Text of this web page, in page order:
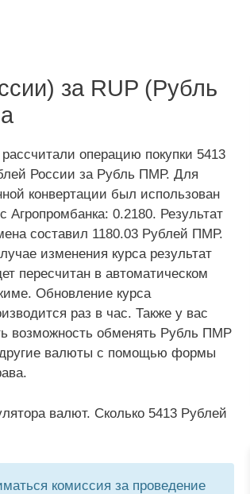
за RUP (Рубль
операцию покупки 5413
России за Рубль ПМР. Для
конвертации был использован
Агропромбанка: 0.2180. Результат
составил 1180.03 Рублей ПМР.
изменения курса результат
пересчитан в автоматическом
Обновление курса
раз в час. Также у вас
возможность обменять Рубль ПМР
валюты с помощью формы
валют. Сколько 5413 Рублей
комиссия за проведение